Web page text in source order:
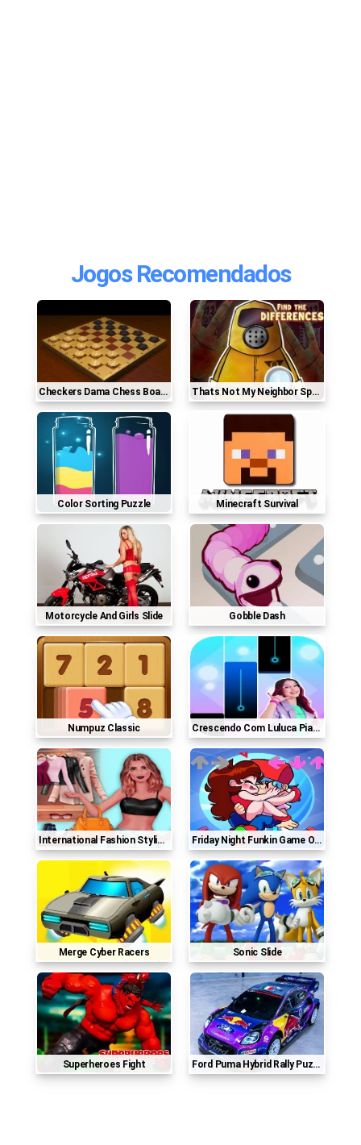
Jogos Recomendados
Checkers Dama Chess Board Thats Not My Neighbor Spot The Difference
Color Sorting Puzzle Minecraft Survival
Motorcycle And Girls Slide Gobble Dash
Numpuz Classic Crescendo Com Luluca Piano Tiles
International Fashion Stylist - Dress Up Studio Dr Friday Night Funkin Game Online
Merge Cyber Racers Sonic Slide
Superheroes Fight Ford Puma Hybrid Rally Puzzle